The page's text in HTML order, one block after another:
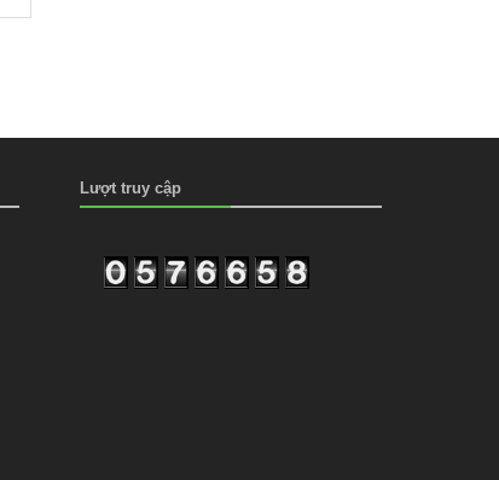
Lượt truy cập